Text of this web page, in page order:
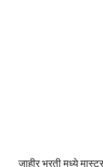
जाहीर भरती मध्ये